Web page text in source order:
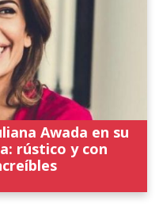
Awada en su
rústico y con